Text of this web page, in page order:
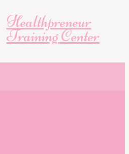
Healthpreneur
Training Center